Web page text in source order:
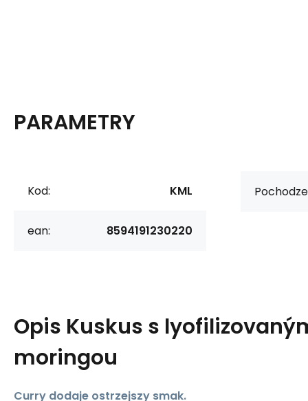
PARAMETRY
Kod: KML
ean: 8594191230220
Opis Kuskus s
moringou
Curry dodaje ostrzejszy smak.